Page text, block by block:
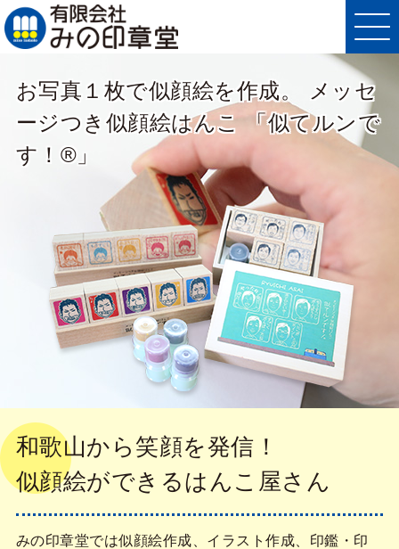
お写真１枚で似顔絵を作成。
メッセ
ージつき似顔絵はんこ
「似てルンで
す！®」
和歌山から笑顔を発信！
似顔絵ができるはんこ屋さん
みの印章堂では似顔絵作成、イラスト作成、印鑑・印